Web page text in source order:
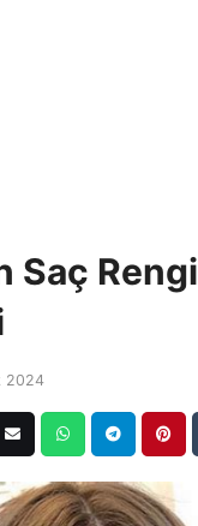
Saç Rengi
2024